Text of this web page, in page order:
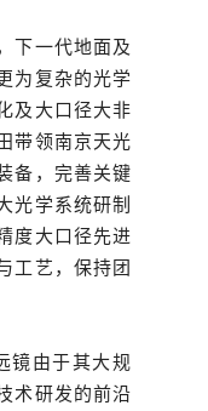
下一代地面及
为复杂的光学
及大口径大非
带领南京天光
备，完善关键
光学系统研制
度大口径先进
工艺，保持团
镜由于其大规
术研发的前沿